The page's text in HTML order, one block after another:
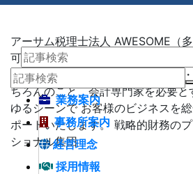
アーサム税理士法人 AWESOME（
可児市・瑞浪市・土岐市） -地域
士法人 アーサム税理士法人 – 会計
ちろんのこと、会計専門家を必要と
ゆるシーンで お客様のビジネスを
ポートいたします。 戦略的財務の
ショナル集団
業務案内
事務所案内
経営理念
採用情報